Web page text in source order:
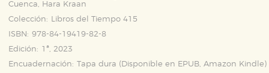
Cuenca, Hara Kraan
Colección:
Libros del Tiempo 415
ISBN: 978-84-19419-82-8
Edición: 1ª, 2023
Encuadernación: Tapa dura (Disponible en EPUB,Amazon Kindle )